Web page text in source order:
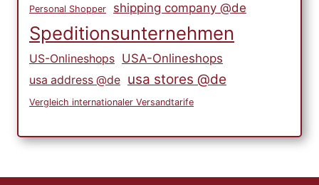
Personal Shopper shipping company @de
Speditionsunternehmen
US-Onlineshops USA-Onlineshops
usa address @de usa stores @de
Vergleich internationaler Versandtarife